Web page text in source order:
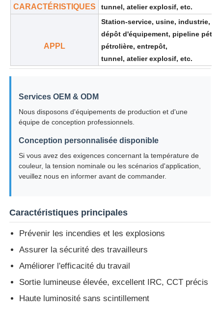
CARACTÉRISTIQUES tunnel, atelier explosif, etc.
APPL
Station-service, usine, industrie,
dépôt d'équipement, pipeline
pétrolière, entrepôt,
tunnel, atelier explosif, etc.
Services OEM & ODM
Nous disposons d'équipements de production et d'une
équipe de conception professionnels.
Conception personnalisée disponible
Si vous avez des exigences concernant la température de
couleur, la tension nominale ou les scénarios d'application,
veuillez nous en informer avant de commander.
Caractéristiques principales
Prévenir les incendies et les explosions
Assurer la sécurité des travailleurs
Améliorer l'efficacité du travail
Sortie lumineuse élevée, excellent IRC, CCT précis
Haute luminosité sans scintillement